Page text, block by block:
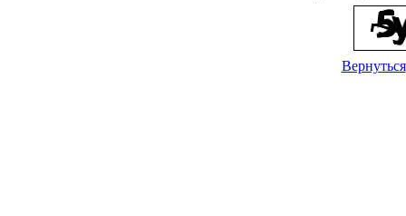
Вернуться